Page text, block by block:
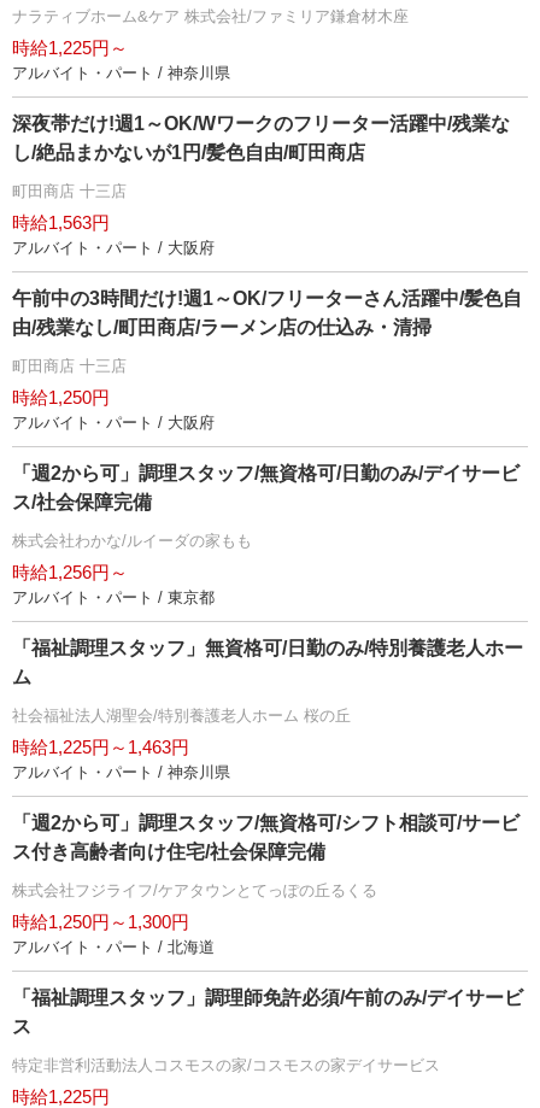
ナラティブホーム&ケア 株式会社/ファミリア鎌倉材木座
時給1,225円～
アルバイト・パート / 神奈川県
深夜帯だけ!週1～OK/Wワークのフリーター活躍中/残業な
し/絶品まかないが1円/髪色自由/町田商店
町田商店 十三店
時給1,563円
アルバイト・パート / 大阪府
午前中の3時間だけ!週1～OK/フリーターさん活躍中/髪色自
由/残業なし/町田商店/ラーメン店の仕込み・清掃
町田商店 十三店
時給1,250円
アルバイト・パート / 大阪府
「週2から可」調理スタッフ/無資格可/日勤のみ/デイサービ
ス/社会保障完備
株式会社わかな/ルイーダの家もも
時給1,256円～
アルバイト・パート / 東京都
「福祉調理スタッフ」無資格可/日勤のみ/特別養護老人ホー
ム
社会福祉法人湖聖会/特別養護老人ホーム 桜の丘
時給1,225円～1,463円
アルバイト・パート / 神奈川県
「週2から可」調理スタッフ/無資格可/シフト相談可/サービ
ス付き高齢者向け住宅/社会保障完備
株式会社フジライフ/ケアタウンとてっぽの丘るくる
時給1,250円～1,300円
アルバイト・パート / 北海道
「福祉調理スタッフ」調理師免許必須/午前のみ/デイサービ
ス
特定非営利活動法人コスモスの家/コスモスの家デイサービス
時給1,225円